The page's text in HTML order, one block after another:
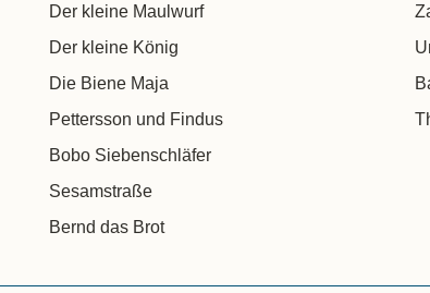
Der kleine Maulwurf
Der kleine König
Die Biene Maja
Pettersson und Findus
Bobo Siebenschläfer
Sesamstraße
Bernd das Brot